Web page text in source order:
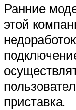
Ранние
этой
приставка.